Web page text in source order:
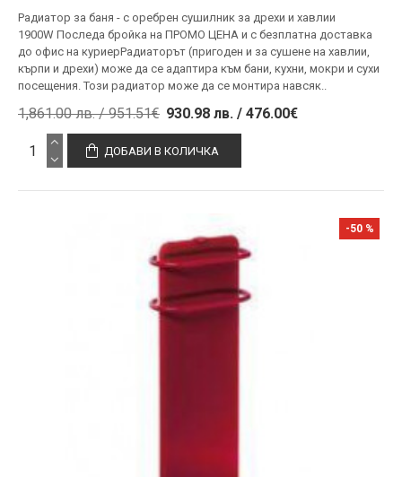
Радиатор за баня - с оребрен сушилник за дрехи и хавлии
1900W Последа бройка на ПРОМО ЦЕНА и с безплатна доставка
до офис на куриерРадиаторът (пригоден и за сушене на хавлии,
кърпи и дрехи) може да се адаптира към бани, кухни, мокри и сухи
посещения. Този радиатор може да се монтира навсяк..
930.98 лв. / 476.00€
1,861.00 лв. / 951.51€
ДОБАВИ В КОЛИЧКА
-50 %